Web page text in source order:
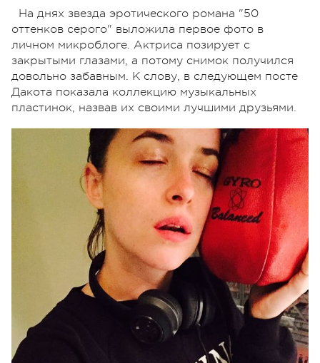
На днях звезда эротического романа "50
оттенков серого" выложила первое фото в
личном микроблоге. Актриса позирует с
закрытыми глазами, а потому снимок получился
довольно забавным. К слову, в следующем посте
Дакота показала коллекцию музыкальных
пластинок, назвав их своими лучшими друзьями.